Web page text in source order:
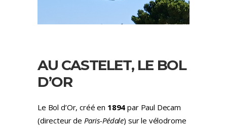
AU CASTELET, LE BOL
D’OR
Le Bol d’Or, créé en 1894 par Paul Decam
(directeur de Paris-Pédale) sur le vélodrome